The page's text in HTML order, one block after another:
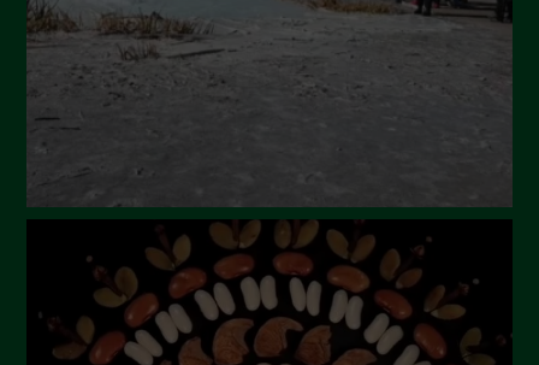
Aprile 2024
Marzo 2024
Febbraio 2024
Ottobre 2023
Settembre 2023
Agosto 2023